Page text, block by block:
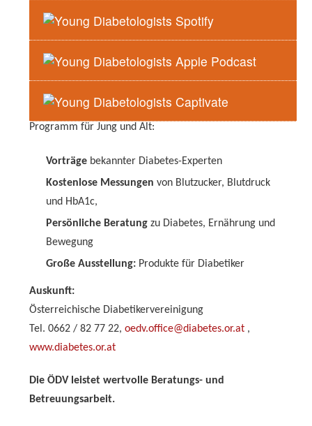
Interessierten sind herzlich eingeladen, sich
umfassend zum Thema Gesundheit und Diabetes zu
informieren.
Diabetikervereinigung (ÖDV) ganztägig ein vielseitiges
Programm für Jung und Alt:
Vorträge bekannter Diabetes-Experten
Kostenlose Messungen von Blutzucker, Blutdruck
und HbA1c,
Persönliche Beratungzu Diabetes, Ernährung und
Bewegung
Große Ausstellung: Produkte für Diabetiker
Auskunft:
Österreichische Diabetikervereinigung
Tel. 0662 / 82 77 22,oedv.office@diabetes.or.at ,
www.diabetes.or.at
Die ÖDV leistet wertvolle Beratungs- und
Betreuungsarbeit.